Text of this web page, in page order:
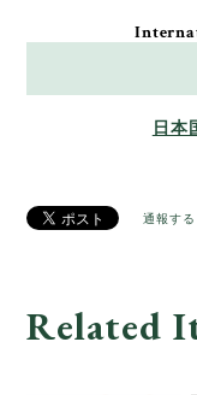
日本
通報する
Related